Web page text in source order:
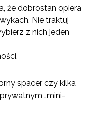
że dobrostan opiera
Nie traktuj
z nich jeden
spacer czy kilka
„mini-